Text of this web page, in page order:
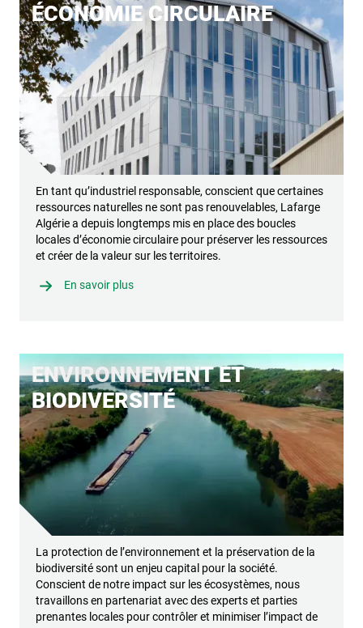
ÉCONOMIE CIRCULAIRE
En tant qu’industriel responsable, conscient que certaines
ressources naturelles ne sont pas renouvelables, Lafarge
Algérie a depuis longtemps mis en place des boucles
locales d’économie circulaire pour préserver les ressources
et créer de la valeur sur les territoires.
En savoir plus
ENVIRONNEMENT ET
BIODIVERSITÉ
La protection de l’environnement et la préservation de la
biodiversité sont un enjeu capital pour la société.
Conscient de notre impact sur les écosystèmes, nous
travaillons en partenariat avec des experts et parties
prenantes locales pour contrôler et minimiser l’impact de